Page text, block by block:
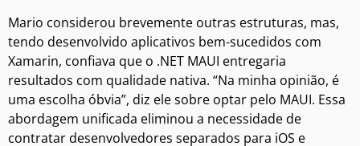
Mario considerou brevemente outras estruturas, mas,
tendo desenvolvido aplicativos bem-sucedidos com
Xamarin, confiava que o .NET MAUI entregaria
resultados com qualidade nativa. “Na minha opinião, é
uma escolha óbvia”, diz ele sobre optar pelo MAUI. Essa
abordagem unificada eliminou a necessidade de
contratar desenvolvedores separados para iOS e